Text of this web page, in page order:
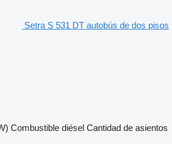
Setra S 531 DT autobús de dos pisos
Combustible diésel Cantidad de asientos